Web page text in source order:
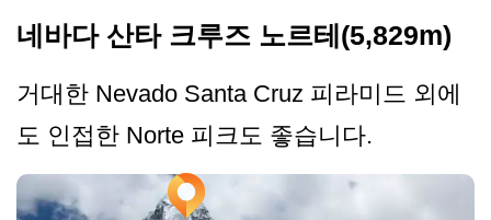
네바다 산타 크루즈 노르테(5,829m)
거대한 Nevado Santa Cruz 피라미드 외에
도 인접한 Norte 피크도 좋습니다.